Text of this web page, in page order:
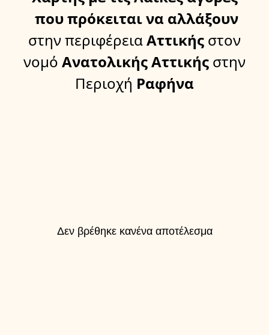
που πρόκειται να αλλάξουν
στην περιφέρειαΑττικής στον
νομό Ανατολικής Αττικής στην
Περιοχή Ραφήνα
Δεν βρέθηκε κανένα αποτέλεσμα